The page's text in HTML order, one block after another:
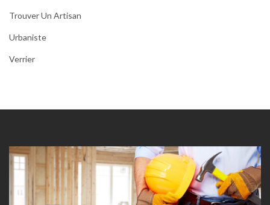
Trouver Un Artisan
Urbaniste
Verrier